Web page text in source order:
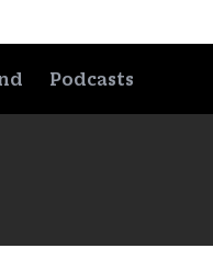
Podcasts